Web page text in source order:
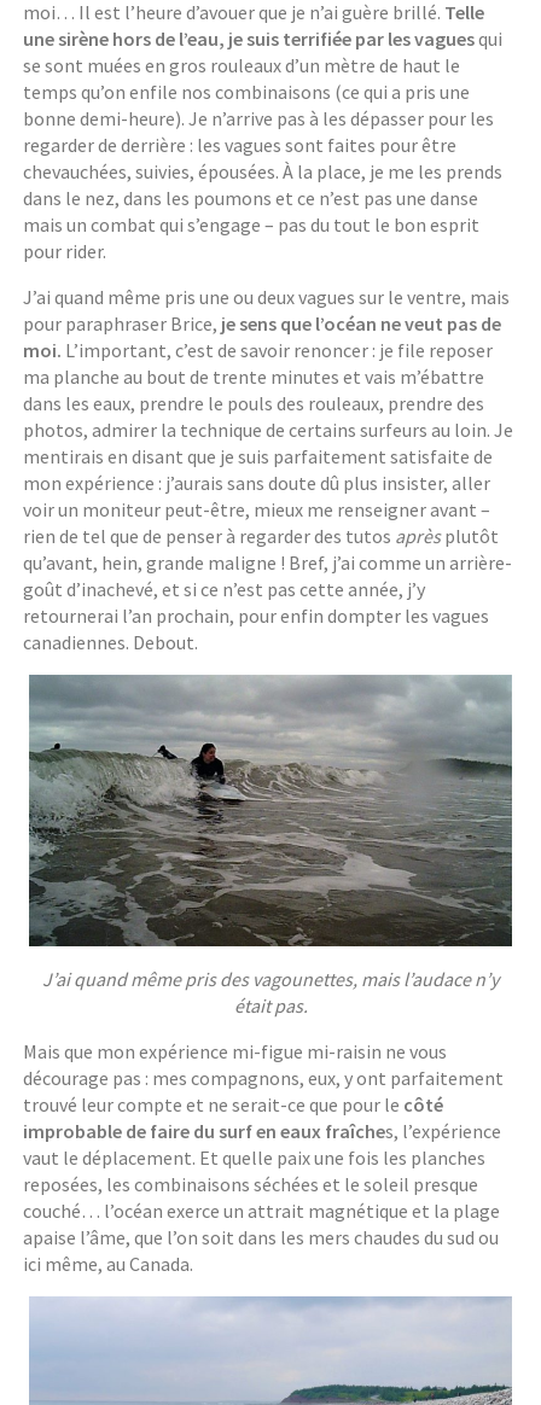
moi… Il est l’heure d’avouer que je n’ai guère brillé. Telle
une sirène hors de l’eau, je suis terrifiée par les vaguesqui
se sont muées en gros rouleaux d’un mètre de haut le
temps qu’on enfile nos combinaisons (ce qui a pris une
bonne demi-heure). Je n’arrive pas à les dépasser pour les
regarder de derrière : les vagues sont faites pour être
chevauchées, suivies, épousées. À la place, je me les prends
dans le nez, dans les poumons et ce n’est pas une danse
mais un combat qui s’engage – pas du tout le bon esprit
pour rider.
J’ai quand même pris une ou deux vagues sur le ventre, mais
pour paraphraser Brice, je sens que l’océan ne veut pas de
moi. L’important, c’est de savoir renoncer : je file reposer
ma planche au bout de trente minutes et vais m’ébattre
dans les eaux, prendre le pouls des rouleaux, prendre des
photos, admirer la technique de certains surfeurs au loin. Je
mentirais en disant que je suis parfaitement satisfaite de
mon expérience : j’aurais sans doute dû plus insister, aller
voir un moniteur peut-être, mieux me renseigner avant –
rien de tel que de penser à regarder des tutos aprèsplutôt
qu’avant, hein, grande maligne ! Bref, j’ai comme un arrière-
goût d’inachevé, et si ce n’est pas cette année, j’y
retournerai l’an prochain, pour enfin dompter les vagues
canadiennes. Debout.
J’ai quand même pris des vagounettes, mais l’audace n’y
était pas.
Mais que mon expérience mi-figue mi-raisin ne vous
décourage pas : mes compagnons, eux, y ont parfaitement
trouvé leur compte et ne serait-ce que pour le côté
improbable de faire du surf en eaux fraîches, l’expérience
vaut le déplacement. Et quelle paix une fois les planches
reposées, les combinaisons séchées et le soleil presque
couché… l’océan exerce un attrait magnétique et la plage
apaise l’âme, que l’on soit dans les mers chaudes du sud ou
ici même, au Canada.